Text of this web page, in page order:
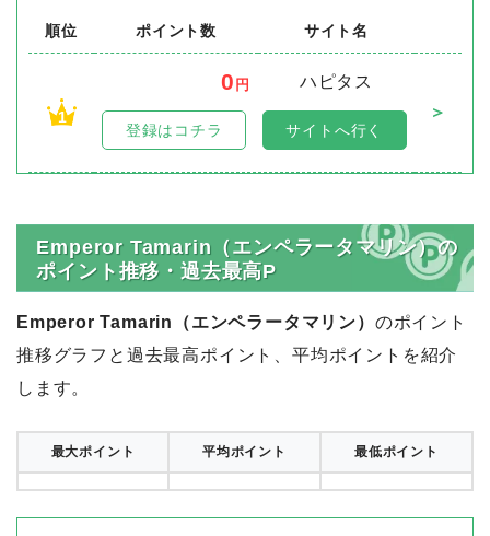
順位 ポイント数 サイト名
1
0 円
ハピタス
＞
登録はコチラ サイトへ行く
Emperor Tamarin（エンペラータマリン）の
ポイント推移・過去最高P
Emperor Tamarin（エンペラータマリン） のポイント
推移グラフと過去最高ポイント、平均ポイントを紹介
します。
最大ポイント 平均ポイント 最低ポイント